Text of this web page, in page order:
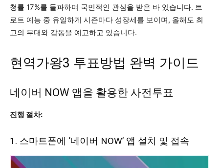
청률 17%를 돌파하며 국민적인 관심을 받은 바 있습니다. 트
로트 예능 중 유일하게 시즌마다 성장세를 보이며, 올해도 최
고의 무대와 감동을 예고하고 있습니다.
현역가왕3 투표방법 완벽 가이드
네이버 NOW 앱을 활용한 사전투표
진행 절차:
1. 스마트폰에 ‘네이버 NOW’ 앱 설치 및 접속